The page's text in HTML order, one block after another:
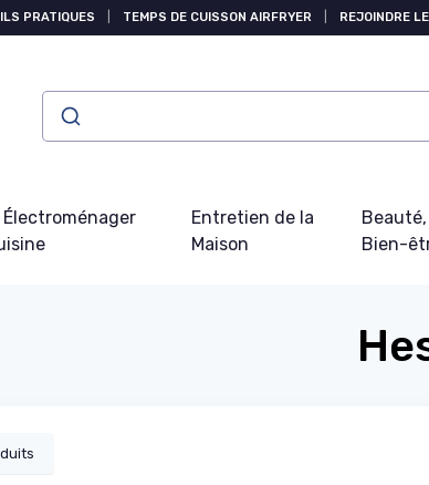
PRATIQUES TEMPS DE CUISSON AIRFRYER REJOINDRE
Entretien de la
Maison
Bien-